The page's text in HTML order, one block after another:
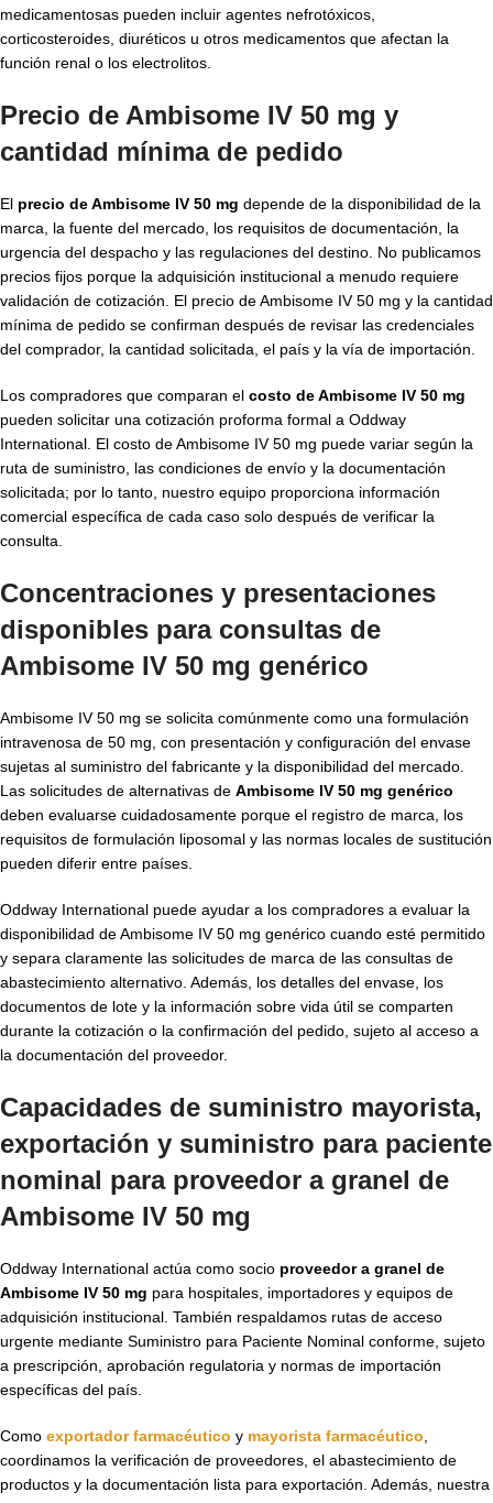
medicamentosas pueden incluir agentes nefrotóxicos,
corticosteroides, diuréticos u otros medicamentos que afectan la
función renal o los electrolitos.
Precio de Ambisome IV 50 mg y
cantidad mínima de pedido
El precio de Ambisome IV 50 mg depende de la disponibilidad de la
marca, la fuente del mercado, los requisitos de documentación, la
urgencia del despacho y las regulaciones del destino. No publicamos
precios fijos porque la adquisición institucional a menudo requiere
validación de cotización. El precio de Ambisome IV 50 mg y la cantidad
mínima de pedido se confirman después de revisar las credenciales
del comprador, la cantidad solicitada, el país y la vía de importación.
Los compradores que comparan el costo de Ambisome IV 50 mg
pueden solicitar una cotización proforma formal a Oddway
International. El costo de Ambisome IV 50 mg puede variar según la
ruta de suministro, las condiciones de envío y la documentación
solicitada; por lo tanto, nuestro equipo proporciona información
comercial específica de cada caso solo después de verificar la
consulta.
Concentraciones y presentaciones
disponibles para consultas de
Ambisome IV 50 mg genérico
Ambisome IV 50 mg se solicita comúnmente como una formulación
intravenosa de 50 mg, con presentación y configuración del envase
sujetas al suministro del fabricante y la disponibilidad del mercado.
Las solicitudes de alternativas de Ambisome IV 50 mg genérico
deben evaluarse cuidadosamente porque el registro de marca, los
requisitos de formulación liposomal y las normas locales de sustitución
pueden diferir entre países.
Oddway International puede ayudar a los compradores a evaluar la
disponibilidad de Ambisome IV 50 mg genérico cuando esté permitido
y separa claramente las solicitudes de marca de las consultas de
abastecimiento alternativo. Además, los detalles del envase, los
documentos de lote y la información sobre vida útil se comparten
durante la cotización o la confirmación del pedido, sujeto al acceso a
la documentación del proveedor.
Capacidades de suministro mayorista,
exportación y suministro para paciente
nominal para proveedor a granel de
Ambisome IV 50 mg
Oddway International actúa como socio proveedor a granel de
Ambisome IV 50 mg para hospitales, importadores y equipos de
adquisición institucional. También respaldamos rutas de acceso
urgente mediante Suministro para Paciente Nominal conforme, sujeto
a prescripción, aprobación regulatoria y normas de importación
específicas del país.
Como exportador farmacéutico y mayorista farmacéutico
coordinamos la verificación de proveedores, el abastecimiento de
productos y la documentación lista para exportación. Además, nuestra